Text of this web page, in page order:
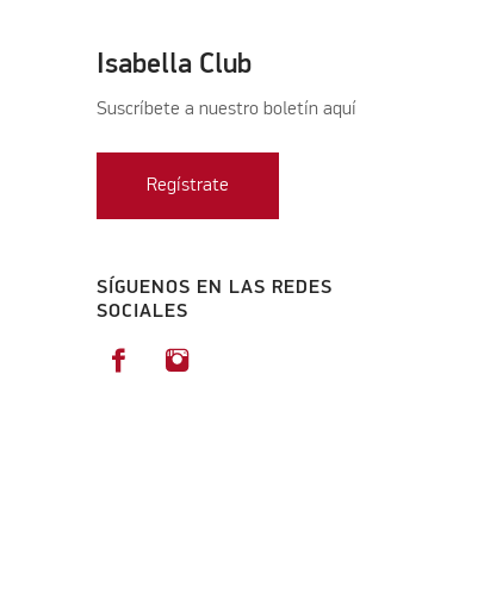
Isabella Club
Suscríbete a nuestro boletín aquí
Regístrate
SÍGUENOS EN LAS REDES
SOCIALES